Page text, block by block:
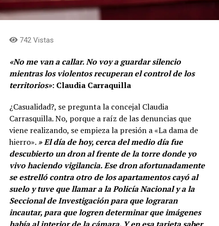
742 Vistas
«No me van a callar. No voy a guardar silencio
mientras los violentos recuperan el control de los
territorios»: Claudia Carraquilla
¿Casualidad?, se pregunta la concejal Claudia
Carrasquilla. No, porque a raíz de las denuncias que
viene realizando, se empieza la presión a «La dama de
hierro». » El día de hoy, cerca del medio día fue
descubierto un dron al frente de la torre donde yo
vivo haciendo vigilancia. Ese dron afortunadamente
se estrelló contra otro de los apartamentos cayó al
suelo y tuve que llamar a la Policía Nacional y a la
Seccional de Investigación para que lograran
incautar, para que logren determinar que imágenes